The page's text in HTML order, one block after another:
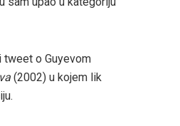
tweet o Guyevom
(2002) u kojem lik